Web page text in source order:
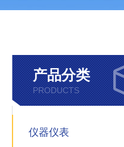
产品分类
PRODUCTS
仪器仪表